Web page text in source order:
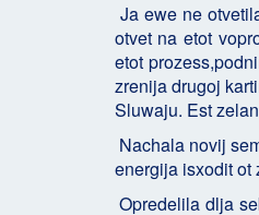
Ja ewe ne
otvet na etot
etot
zrenija drugoj
Sluwaju. Est
Nachala novij
energija isxodit ot
Opredelila dlja